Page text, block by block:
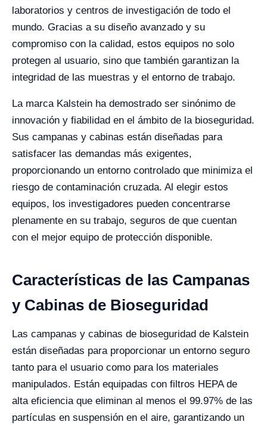
laboratorios y centros de investigación de todo el
mundo. Gracias a su diseño avanzado y su
compromiso con la calidad, estos equipos no solo
protegen al usuario, sino que también garantizan la
integridad de las muestras y el entorno de trabajo.
La marca Kalstein ha demostrado ser sinónimo de
innovación y fiabilidad en el ámbito de la bioseguridad.
Sus campanas y cabinas están diseñadas para
satisfacer las demandas más exigentes,
proporcionando un entorno controlado que minimiza el
riesgo de contaminación cruzada. Al elegir estos
equipos, los investigadores pueden concentrarse
plenamente en su trabajo, seguros de que cuentan
con el mejor equipo de protección disponible.
Características de las Campanas
y Cabinas de Bioseguridad
Las campanas y cabinas de bioseguridad de Kalstein
están diseñadas para proporcionar un entorno seguro
tanto para el usuario como para los materiales
manipulados. Están equipadas con filtros HEPA de
alta eficiencia que eliminan al menos el 99.97% de las
partículas en suspensión en el aire, garantizando un